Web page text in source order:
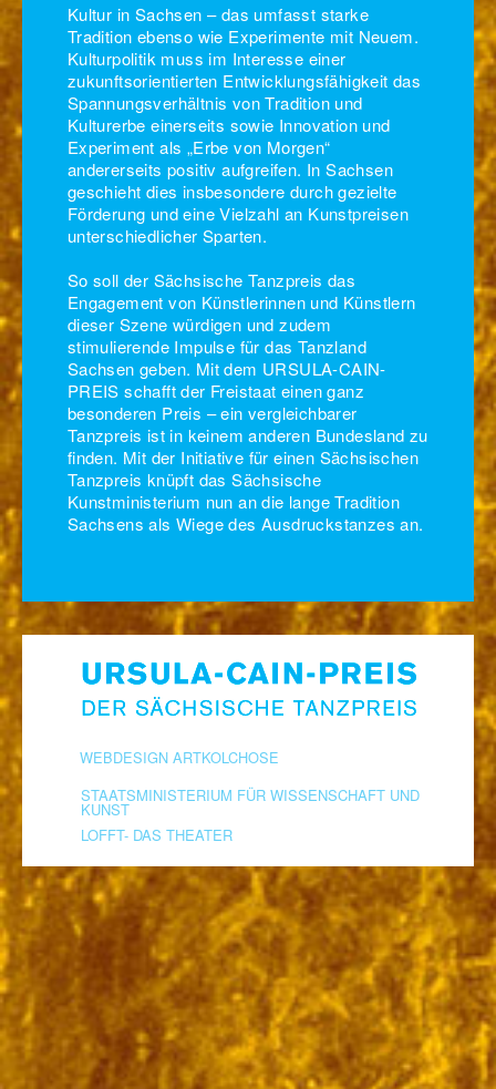
Kultur in Sachsen – das umfasst starke
Tradition ebenso wie Experimente mit Neuem.
Kulturpolitik muss im Interesse einer
zukunftsorientierten Entwicklungsfähigkeit das
Spannungsverhältnis von Tradition und
Kulturerbe einerseits sowie Innovation und
Experiment als „Erbe von Morgen“
andererseits positiv aufgreifen. In Sachsen
geschieht dies insbesondere durch gezielte
Förderung und eine Vielzahl an Kunstpreisen
unterschiedlicher Sparten.
So soll der Sächsische Tanzpreis das
Engagement von Künstlerinnen und Künstlern
dieser Szene würdigen und zudem
stimulierende Impulse für das Tanzland
Sachsen geben. Mit dem URSULA-CAIN-
PREIS schafft der Freistaat einen ganz
besonderen Preis – ein vergleichbarer
Tanzpreis ist in keinem anderen Bundesland zu
finden. Mit der Initiative für einen Sächsischen
Tanzpreis knüpft das Sächsische
Kunstministerium nun an die lange Tradition
Sachsens als Wiege des Ausdruckstanzes an.
WEBDESIGN ARTKOLCHOSE
STAATSMINISTERIUM FÜR WISSENSCHAFT UND
KUNST
LOFFT- DAS THEATER